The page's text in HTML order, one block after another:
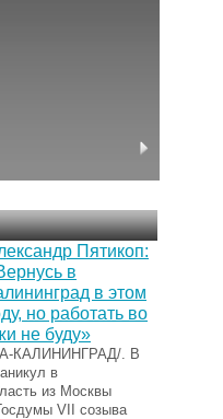
Пятикоп:
в
в этом
но работать во
не буду»
КАЛИНИНГРАД/. В
в
из Москвы
VII созыва